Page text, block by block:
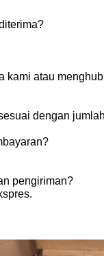
kami atau
dengan
pengiriman?